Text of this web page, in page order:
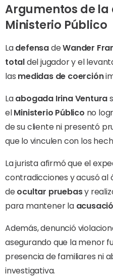
Argumentos de la
Ministerio Público
LadefensadeWander
totaldel jugador y el
las medidas de coerción
Laabogada Irina Ventura
elMinisterio Público no
de su cliente ni presentó
que lo vinculen con los
La jurista afirmó que el
contradicciones y acusó
deocultar pruebasy
para mantener la
Además, denunció
asegurando que la menor
presencia de familiares ni
investigativa.